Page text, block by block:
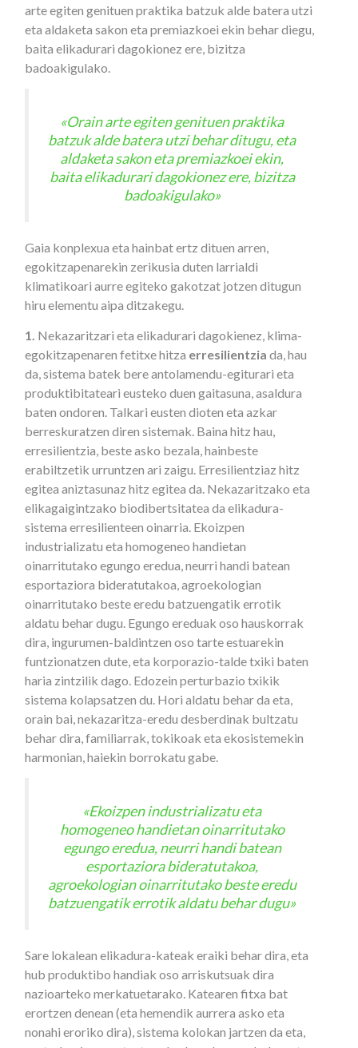
arte egiten genituen praktika batzuk alde batera utzi
eta aldaketa sakon eta premiazkoei ekin behar diegu,
baita elikadurari dagokionez ere, bizitza
badoakigulako.
«Orain arte egiten genituen praktika
batzuk alde batera utzi behar ditugu, eta
aldaketa sakon eta premiazkoei ekin,
baita elikadurari dagokionez ere, bizitza
badoakigulako»
Gaia konplexua eta hainbat ertz dituen arren,
egokitzapenarekin zerikusia duten larrialdi
klimatikoari aurre egiteko gakotzat jotzen ditugun
hiru elementu aipa ditzakegu.
1. Nekazaritzari eta elikadurari dagokienez, klima-
egokitzapenaren fetitxe hitza erresilientzia da, hau
da, sistema batek bere antolamendu-egiturari eta
produktibitateari eusteko duen gaitasuna, asaldura
baten ondoren. Talkari eusten dioten eta azkar
berreskuratzen diren sistemak. Baina hitz hau,
erresilientzia, beste asko bezala, hainbeste
erabiltzetik urruntzen ari zaigu. Erresilientziaz hitz
egitea aniztasunaz hitz egitea da. Nekazaritzako eta
elikagaigintzako biodibertsitatea da elikadura-
sistema erresilienteen oinarria. Ekoizpen
industrializatu eta homogeneo handietan
oinarritutako egungo eredua, neurri handi batean
esportaziora bideratutakoa, agroekologian
oinarritutako beste eredu batzuengatik errotik
aldatu behar dugu. Egungo ereduak oso hauskorrak
dira, ingurumen-baldintzen oso tarte estuarekin
funtzionatzen dute, eta korporazio-talde txiki baten
haria zintzilik dago. Edozein perturbazio txikik
sistema kolapsatzen du. Hori aldatu behar da eta,
orain bai, nekazaritza-eredu desberdinak bultzatu
behar dira, familiarrak, tokikoak eta ekosistemekin
harmonian, haiekin borrokatu gabe.
«Ekoizpen industrializatu eta
homogeneo handietan oinarritutako
egungo eredua, neurri handi batean
esportaziora bideratutakoa,
agroekologian oinarritutako beste eredu
batzuengatik errotik aldatu behar dugu»
Sare lokalean elikadura-kateak eraiki behar dira, eta
hub produktibo handiak oso arriskutsuak dira
nazioarteko merkatuetarako. Katearen fitxa bat
erortzen denean (eta hemendik aurrera asko eta
nonahi eroriko dira), sistema kolokan jartzen da eta,